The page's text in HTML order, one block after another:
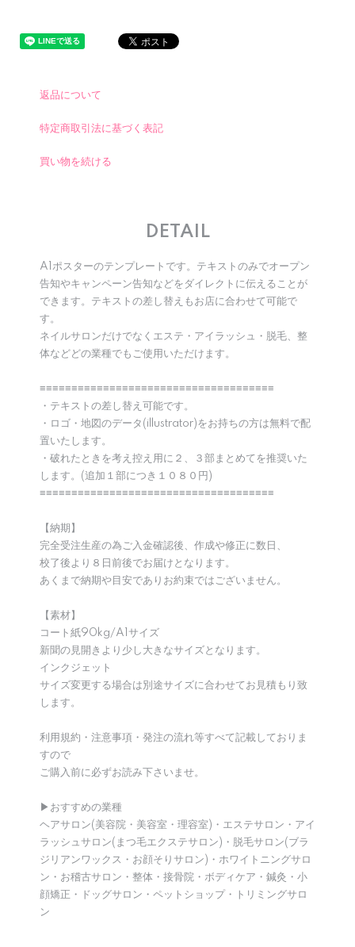
返品について
特定商取引法に基づく表記
買い物を続ける
DETAIL
A1ポスターのテンプレートです。テキストのみでオープン
告知やキャンペーン告知などをダイレクトに伝えることが
できます。テキストの差し替えもお店に合わせて可能で
す。
ネイルサロンだけでなくエステ・アイラッシュ・脱毛、整
体などどの業種でもご使用いただけます。
≡≡≡≡≡≡≡≡≡≡≡≡≡≡≡≡≡≡≡≡≡≡≡≡≡≡≡≡≡≡≡≡≡≡≡≡≡
・テキストの差し替え可能です。
・ロゴ・地図のデータ(illustrator)をお持ちの方は無料で配
置いたします。
・破れたときを考え控え用に２、３部まとめてを推奨いた
します。(追加１部につき１０８０円)
≡≡≡≡≡≡≡≡≡≡≡≡≡≡≡≡≡≡≡≡≡≡≡≡≡≡≡≡≡≡≡≡≡≡≡≡≡
【納期】
完全受注生産の為ご入金確認後、作成や修正に数日、
校了後より８日前後でお届けとなります。
あくまで納期や目安でありお約束ではございません。
【素材】
コート紙90kg/A1サイズ
新聞の見開きより少し大きなサイズとなります。
インクジェット
サイズ変更する場合は別途サイズに合わせてお見積もり致
します。
利用規約・注意事項・発注の流れ等すべて記載しておりま
すので
ご購入前に必ずお読み下さいませ。
▶︎おすすめの業種
ヘアサロン(美容院・美容室・理容室)・エステサロン・アイ
ラッシュサロン(まつ毛エクステサロン)・脱毛サロン(ブラ
ジリアンワックス・お顔そりサロン)・ホワイトニングサロ
ン・お稽古サロン・整体・接骨院・ボディケア・鍼灸・小
顔矯正・ドッグサロン・ペットショップ・トリミングサロ
ン